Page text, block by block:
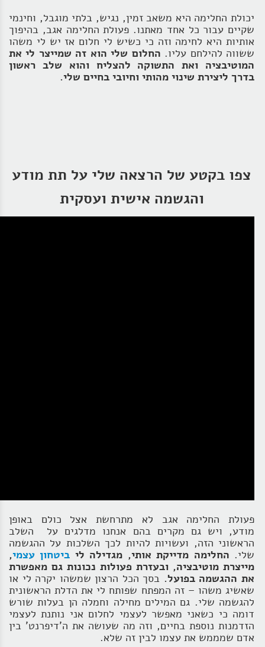
יכולת החלימה היא משאב זמין, נגיש, בלתי מוגבל, וחינמי
שקיים עבור כל אחד מאתנו. פעולת החלימה אגב, בהיפוך
אותיות היא לחימה וזה כי כשיש לי חלום אז יש לי משהו
ששווה להילחם עליו. החלום שלי הוא זה שמייצר לי את
המוטיבציה ואת התשוקה להצליח והוא שלב ראשון
בדרך ליצירת שינוי מהותי וחיובי בחיים שלי.
צפו בקטע של הרצאה שלי על תת מודע
והגשמה אישית ועסקית
פעולת החלימה אגב לא מתרחשת אצל כולם באופן
מודע, ויש גם מקרים בהם אנחנו מדלגים על השלב
הראשוני הזה, ועשויות להיות לכך השלכות על ההגשמה
שלי. החלימה מדייקת אותי, מגדילה לי ביטחון עצמי,
מייצרת מוטיבציה, ובעזרת פעולות נכונות גם מאפשרת
את ההגשמה בפועל. בסך הכל הרצון שמשהו יקרה לי או
שאשיג משהו – זה המפתח שפותח לי את הדלת הראשונית
להגשמה שלי. גם המילים מחילה וחמלה הן בעלות שורש
דומה כי כשאני מאפשר לעצמי לחלום אני נותנת לעצמי
הזדמנות נוספת בחיים, וזה מה שעושה את ה'דיפרנט' בין
אדם שמממש את עצמו לבין זה שלא.